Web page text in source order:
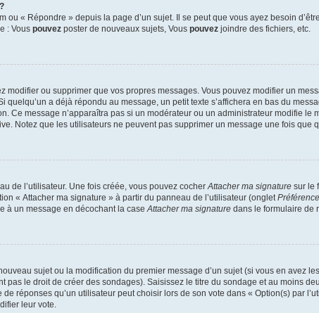
ou « Répondre » depuis la page d’un sujet. Il se peut que vous ayez besoin
: Vous pouvez poster de nouveaux sujets, Vous pouvez joindre des fichiers, etc.
modifier ou supprimer que vos propres messages. Vous pouvez modifier un
quelqu’un a déjà répondu au message, un petit texte s’affichera en bas du
Ce message n’apparaîtra pas si un modérateur ou un administrateur modifie
Notez que les utilisateurs ne peuvent pas supprimer un message une fois que
de l’utilisateur. Une fois créée, vous pouvez cocher Attacher ma signature sur le
« Attacher ma signature » à partir du panneau de l’utilisateur (onglet
à un message en décochant la case Attacher ma signature dans le formulaire de
sujet ou la modification du premier message d’un sujet (si vous en avez
pas le droit de créer des sondages). Saisissez le titre du sondage et au moins
réponses qu’un utilisateur peut choisir lors de son vote dans « Option(s) par
leur vote.